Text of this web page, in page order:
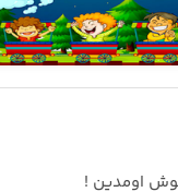
خوش اومدین !